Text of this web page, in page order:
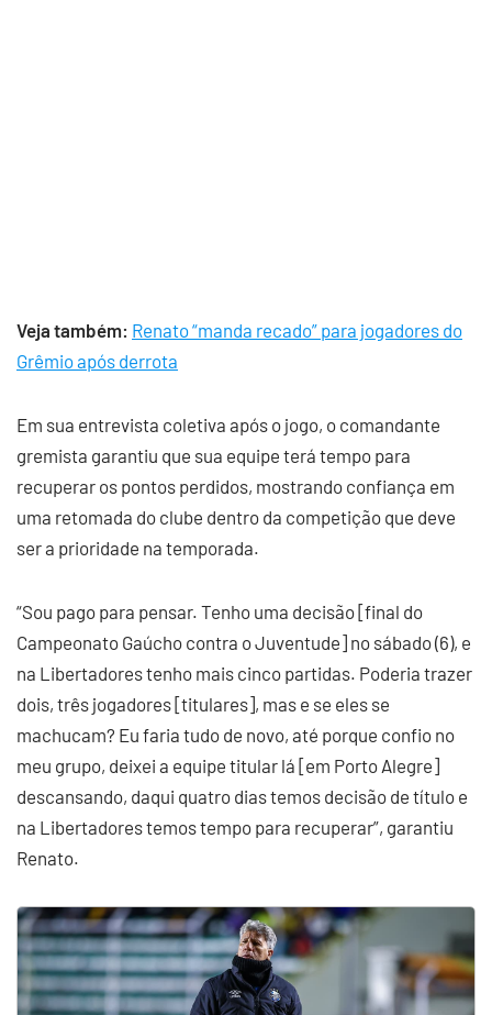
Veja também: Renato “manda recado” para jogadores do
Grêmio após derrota
Em sua entrevista coletiva após o jogo, o comandante
gremista garantiu que sua equipe terá tempo para
recuperar os pontos perdidos, mostrando confiança em
uma retomada do clube dentro da competição que deve
ser a prioridade na temporada.
“Sou pago para pensar. Tenho uma decisão [final do
Campeonato Gaúcho contra o Juventude] no sábado (6), e
na Libertadores tenho mais cinco partidas. Poderia trazer
dois, três jogadores [titulares], mas e se eles se
machucam? Eu faria tudo de novo, até porque confio no
meu grupo, deixei a equipe titular lá [em Porto Alegre]
descansando, daqui quatro dias temos decisão de título e
na Libertadores temos tempo para recuperar”, garantiu
Renato.